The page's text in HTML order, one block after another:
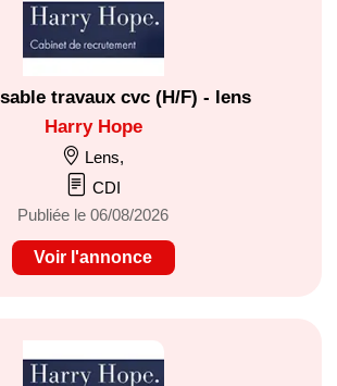
travaux cvc (H/F) - lens
Harry Hope
Lens,
CDI
Publiée le 06/08/2026
Voir l'annonce